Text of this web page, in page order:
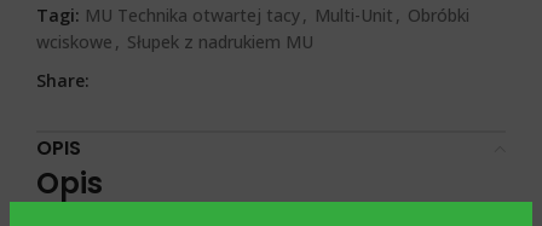
Tagi: MU Technika otwartej tacy, Multi-Unit , Obróbki
wciskowe , Słupek z nadrukiem MU
Share:
OPIS
Opis